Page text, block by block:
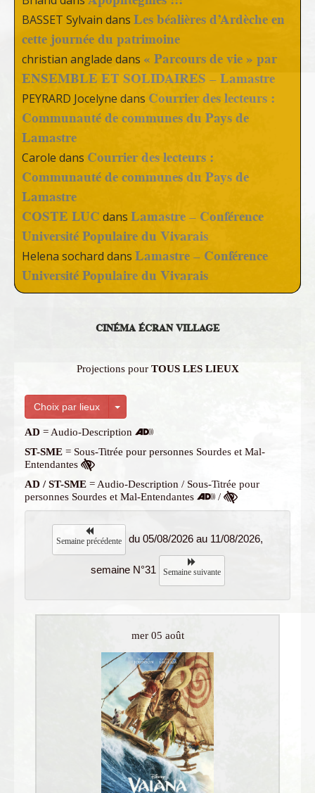
BASSET Sylvain dans Les béalières d’Ardèche en
cette journée du patrimoine
christian anglade dans « Parcours de vie » par
ENSEMBLE ET SOLIDAIRES – Lamastre
PEYRARD Jocelyne dans Courrier des lecteurs :
Communauté de communes du Pays de
Lamastre
Carole dans Courrier des lecteurs :
Communauté de communes du Pays de
Lamastre
COSTE LUC dans Lamastre – Conférence
Université Populaire du Vivarais
Helena sochard dans Lamastre – Conférence
Université Populaire du Vivarais
CINÉMA ÉCRAN VILLAGE